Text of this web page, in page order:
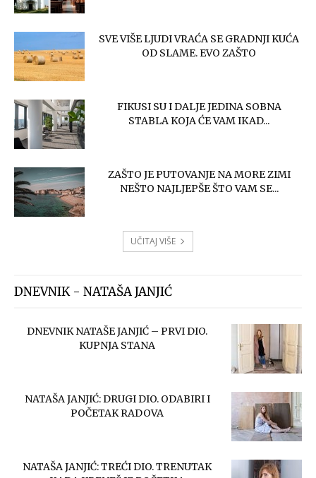
SVE VIŠE LJUDI VRAĆA SE GRADNJI KUĆA
OD SLAME. EVO ZAŠTO
FIKUSI SU I DALJE JEDINA SOBNA
STABLA KOJA ĆE VAM IKAD...
ZAŠTO JE PUTOVANJE NA MORE ZIMI
NEŠTO NAJLJEPŠE ŠTO VAM SE...
UČITAJ VIŠE
DNEVNIK - NATAŠA JANJIĆ
DNEVNIK NATAŠE JANJIĆ – PRVI DIO.
KUPNJA STANA
NATAŠA JANJIĆ: DRUGI DIO. ODABIRI I
POČETAK RADOVA
NATAŠA JANJIĆ: TREĆI DIO. TRENUTAK